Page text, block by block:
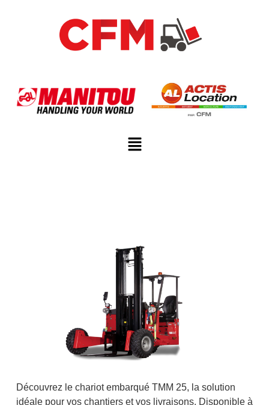
Découvrez le chariot embarqué TMM 25, la solution
idéale pour vos chantiers et vos livraisons. Disponible à